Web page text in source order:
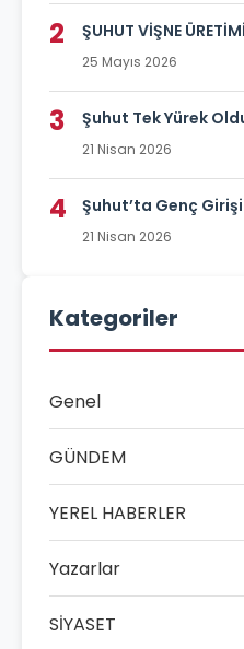
2 ŞUHUT VİŞNE
25 Mayıs 2026
3 Şuhut Tek Yürek
21 Nisan 2026
4 Şuhut’ta Genç
21 Nisan 2026
Kategoriler
Genel
GÜNDEM
YEREL HABERLER
Yazarlar
SİYASET